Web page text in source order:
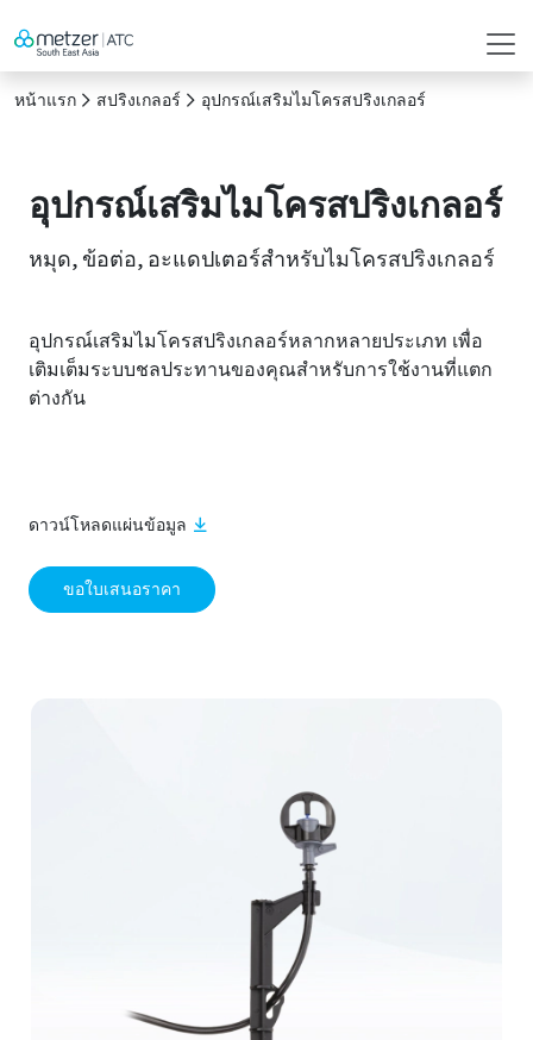
หน้าแรก สปริงเกลอร์ อุปกรณ์เสริมไมโครสปริงเกลอร์
อุปกรณ์เสริมไมโครสปริงเกลอร์
หมุด, ข้อต่อ, อะแดปเตอร์สำหรับไมโครสปริงเกลอร์
อุปกรณ์เสริมไมโครสปริงเกลอร์หลากหลายประเภท เพื่อ
เติมเต็มระบบชลประทานของคุณสำหรับการใช้งานที่แตก
ต่างกัน
ดาวน์โหลดแผ่นข้อมูล
ขอใบเสนอราคา